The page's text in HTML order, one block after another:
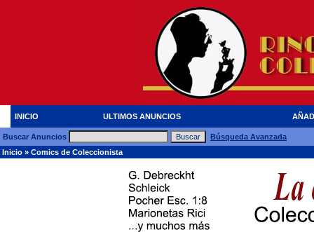
INICIO ULTIMOS ANUNCIOS
Buscar Anuncios
Búsqueda Avanzada
Inicio » Comics de Coleccionista